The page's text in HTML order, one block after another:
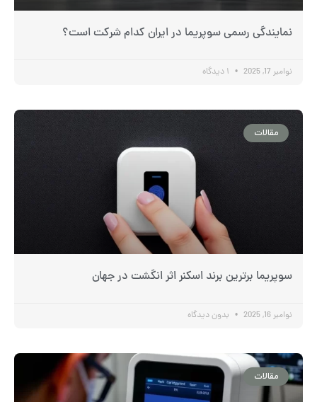
نمایندگی رسمی سوپریما در ایران کدام شرکت است؟
نوامبر 17, 2025
مقالات
سوپریما برترین برند اسکنر اثر انگشت در جهان
نوامبر 16, 2025 بدون دیدگاه
مقالات